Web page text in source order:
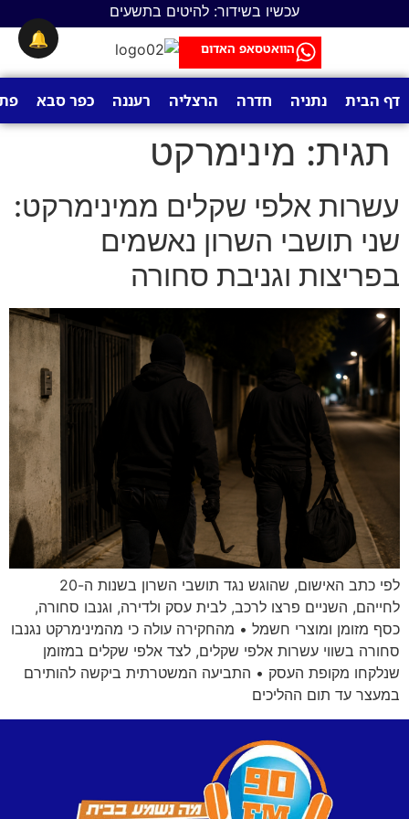
עכשיו בשידור: להיטים בתשעים
הוואטסאפ האדום
דף הבית נתניה חדרה הרצליה רעננה כפר סבא
תגית: מינימרקט
עשרות אלפי שקלים ממינימרקט:
שני תושבי השרון נאשמים
בפריצות וגניבת סחורה
לפי כתב האישום, שהוגש נגד תושבי השרון בשנות ה-20
לחייהם, השניים פרצו לרכב, לבית עסק ולדירה, וגנבו סחורה,
כסף מזומן ומוצרי חשמל • מהחקירה עולה כי מהמינימרקט נגנבו
סחורה בשווי עשרות אלפי שקלים, לצד אלפי שקלים במזומן
שנלקחו מקופת העסק • התביעה המשטרתית ביקשה להותירם
במעצר עד תום ההליכים
🔔